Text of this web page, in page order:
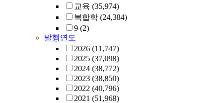
교육 (35,974)
복합학 (24,384)
9 (2)
발행연도
2026 (11,747)
2025 (37,098)
2024 (38,772)
2023 (38,850)
2022 (40,796)
2021 (51,968)